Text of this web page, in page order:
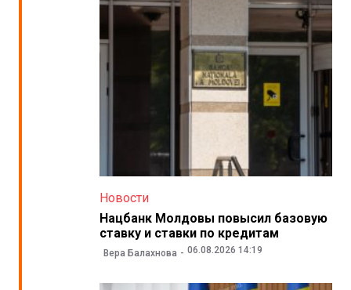
Новости
Нацбанк Молдовы повысил базовую
ставку и ставки по кредитам
Вера Балахнова 06.08.2026 14:19